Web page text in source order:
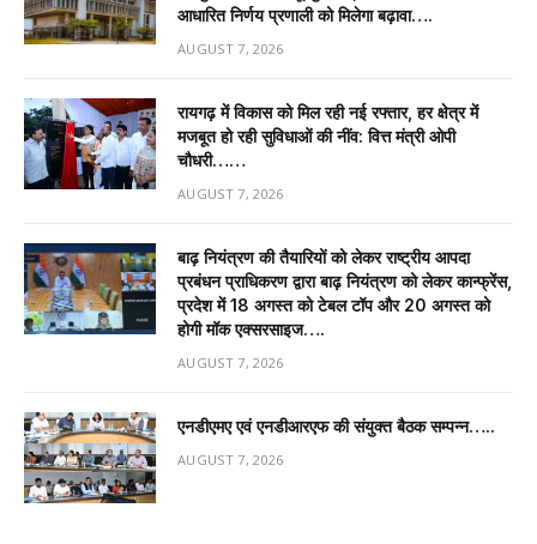
आधारित निर्णय प्रणाली को मिलेगा बढ़ावा….
AUGUST 7, 2026
रायगढ़ में विकास को मिल रही नई रफ्तार, हर क्षेत्र में
मजबूत हो रही सुविधाओं की नींव: वित्त मंत्री ओपी
चौधरी……
AUGUST 7, 2026
बाढ़ नियंत्रण की तैयारियों को लेकर राष्ट्रीय आपदा
प्रबंधन प्राधिकरण द्वारा बाढ़ नियंत्रण को लेकर कान्फ्रेंस,
प्रदेश में 18 अगस्त को टेबल टॉप और 20 अगस्त को
होगी मॉक एक्सरसाइज….
AUGUST 7, 2026
एनडीएमए एवं एनडीआरएफ की संयुक्त बैठक सम्पन्न…..
AUGUST 7, 2026